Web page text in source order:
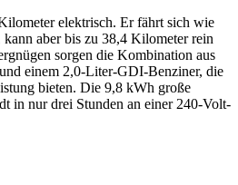
elektrisch. Er fährt sich wie
aber bis zu 38,4 Kilometer rein
sorgen die Kombination aus
einem 2,0-Liter-GDI-Benziner, die
bieten. Die 9,8 kWh große
in nur drei Stunden an einer 240-Volt-